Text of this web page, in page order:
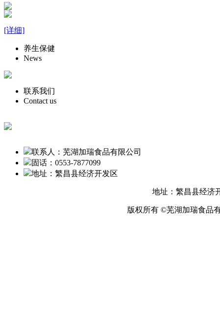
[详细]
养生保健
News
联系我们
Contact us
联系人：芜湖加瑞食品有限公司
固话：0553-7877099
地址：繁昌县经济开发区
地址：繁昌县经
版权所有 ©芜湖加瑞食品